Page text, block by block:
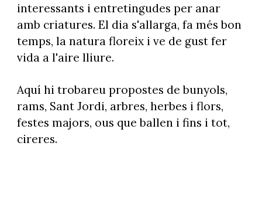
interessants i entretingudes per anar
amb criatures. El dia s'allarga, fa més bon
temps, la natura floreix i ve de gust fer
vida a l'aire lliure.
Aquí hi trobareu propostes de bunyols,
rams, Sant Jordi, arbres, herbes i flors,
festes majors, ous que ballen i fins i tot,
cireres.